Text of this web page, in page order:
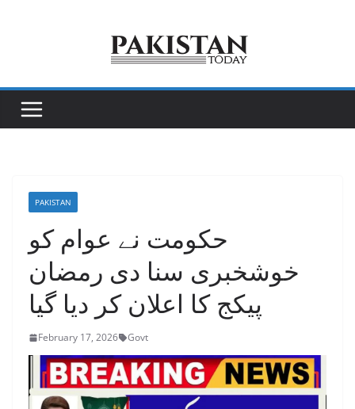
PAKISTAN
حکومت نے عوام کو
خوشخبری سنا دی رمضان
پیکج کا اعلان کر دیا گیا
February 17, 2026 Govt